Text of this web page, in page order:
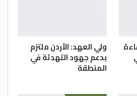
ولي العهد: الأردن ملتزم
بدعم جهود التهدئة في
المنطقة